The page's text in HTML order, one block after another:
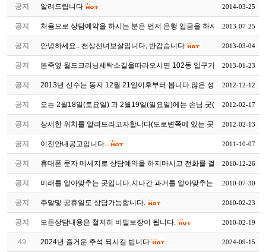
공지 알려드립니다 2014-03-25
공지 처음으로 상담예약을 하시는 분은 먼저 은행 입금을 하셔야 상...2013-07-25
공지 안녕하세요.. 천상선녀보살입니다, 반갑습니다 2013-03-04
공지 본죽옆 월드크리닝세탁소길을따라오시면 102동 입구가있습니다
2013-01-23
공지 2013년 신수는 동지 12월 21일이후부터 봅니다.많은 성원 부탁드...
2012-12-12
공지 오는 2월18일(토요일) 과 2월19일(일요일)에는 손님 굿(조상천도...
2012-02-17
공지 상세한 위치를 알려드리고자합니다(도로변쪽에 있는 곳이 102동...
2012-02-13
공지 이전안내공고입니다.. 2011-10-07
공지 휴대폰 문자 메세지로 상담예약을 하지마시고 전화를 걸어 예약 ...
2010-12-26
공지 미래를 알아맞추는 곳입니다.지나간 과거를 알아맞추는는 곳이 ...
2010-07-30
공지 주말및 공휴일도 상담가능합니다. 2010-02-23
공지 모든상담내용은 철저히 비밀보장이 됩니다. 2010-02-19
49 2024년 즐거운 추석 되시길 빕니다 2024-09-15